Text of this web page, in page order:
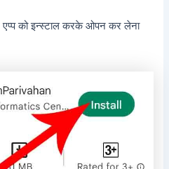
एप्प को इन्स्टाल करके ओपन कर लेना